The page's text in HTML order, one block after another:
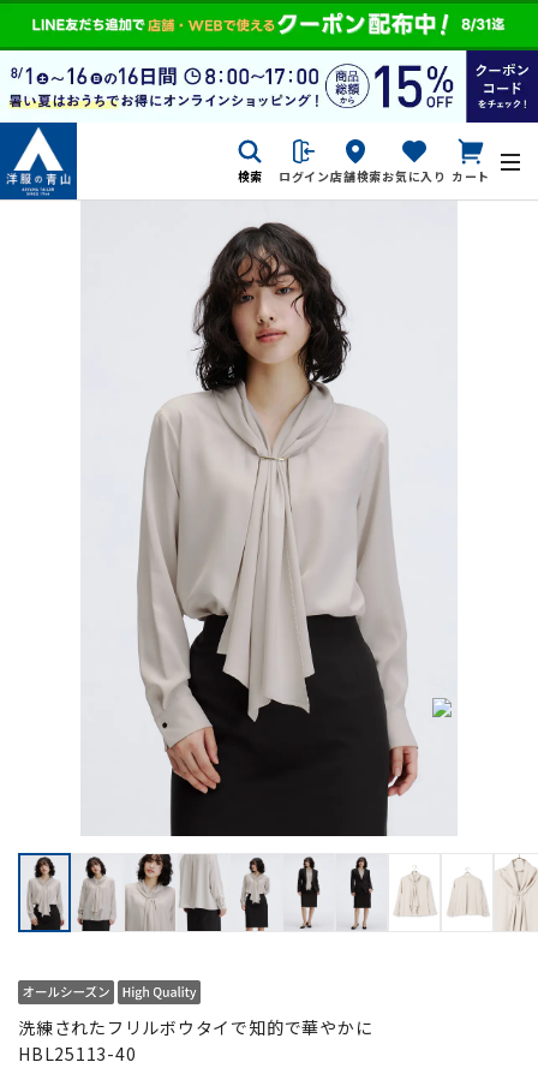
検索 ログイン店舗検索お気に入り カート
洗練されたフリルボウタイで知的で華やかに
HBL25113-40